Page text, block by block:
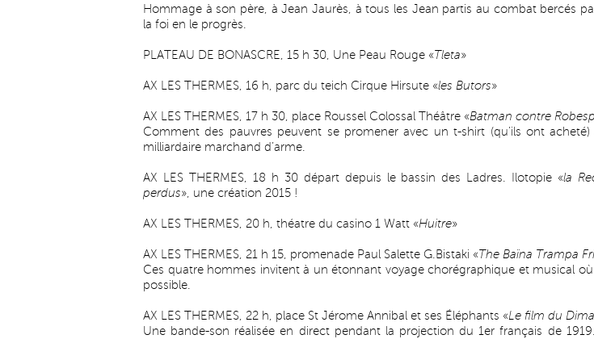
Hommage à son père, à Jean Jaurès, à tous les Jean partis au combat bercés
la foi en le progrès.
PLATEAU DE BONASCRE, 15 h 30, Une Peau Rouge «Tleta»
AX LES THERMES, 16 h, parc du teich Cirque Hirsute «les Butors»
AX LES THERMES, 17 h 30, place Roussel Colossal Théâtre «Batman contre
Comment des pauvres peuvent se promener avec un t-shirt (qu’ils ont acheté)
milliardaire marchand d’arme.
AX LES THERMES, 18 h 30 départ depuis le bassin des Ladres. Ilotopie «la
perdus», une création 2015 !
AX LES THERMES, 20 h, théatre du casino 1 Watt «Huitre»
AX LES THERMES, 21 h 15, promenade Paul Salette G.Bistaki «The Baïna Trampa
Ces quatre hommes invitent à un étonnant voyage chorégraphique et musical
possible.
AX LES THERMES, 22 h, place St Jérome Annibal et ses Éléphants «Le film du
Une bande-son réalisée en direct pendant la projection du 1er français de